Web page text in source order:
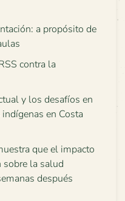
a propósito de
contra la
y los desafíos en
en Costa
que el impacto
la salud
después